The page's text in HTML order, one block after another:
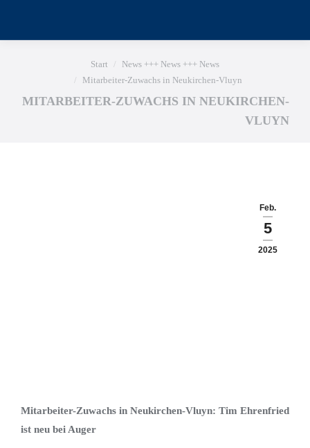
Sie befinden sich hier:
Start
News +++ News +++ News
Mitarbeiter-Zuwachs in Neukirchen-Vluyn
MITARBEITER-ZUWACHS IN NEUKIRCHEN-
VLUYN
Feb.
5
2025
Mitarbeiter-Zuwachs in Neukirchen-Vluyn: Tim Ehrenfried
ist neu bei Auger